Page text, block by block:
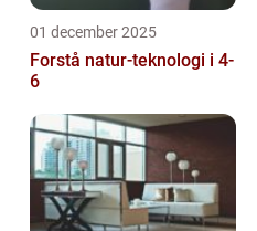
01 december 2025
Forstå natur-teknologi i 4-
6